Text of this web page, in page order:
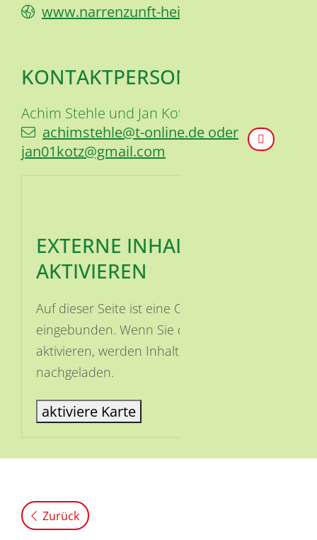
www.narrenzunft-heiligenzimmern.de
KONTAKTPERSON
Achim Stehle und Jan Kotz
achimstehle@t-online.de oder
jan01kotz@gmail.com
EXTERNE INHALTE
AKTIVIEREN
Auf dieser Seite ist eine OSM Karte
eingebunden. Wenn Sie die Karte
aktivieren, werden Inhalte von OSM
nachgeladen.
aktiviere Karte
Zurück